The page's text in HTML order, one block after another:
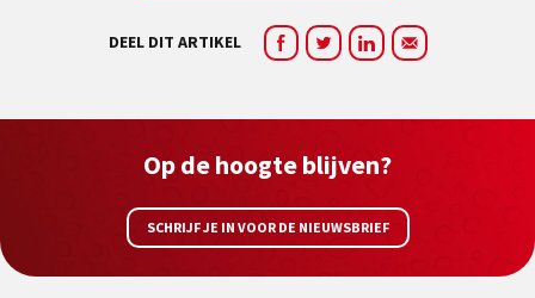
DEEL DIT ARTIKEL
Op de hoogte blijven?
SCHRIJF JE IN VOOR DE NIEUWSBRIEF